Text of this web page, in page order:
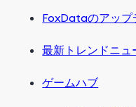
FoxDataのアップ
最新トレンドニュ
ゲームハブ